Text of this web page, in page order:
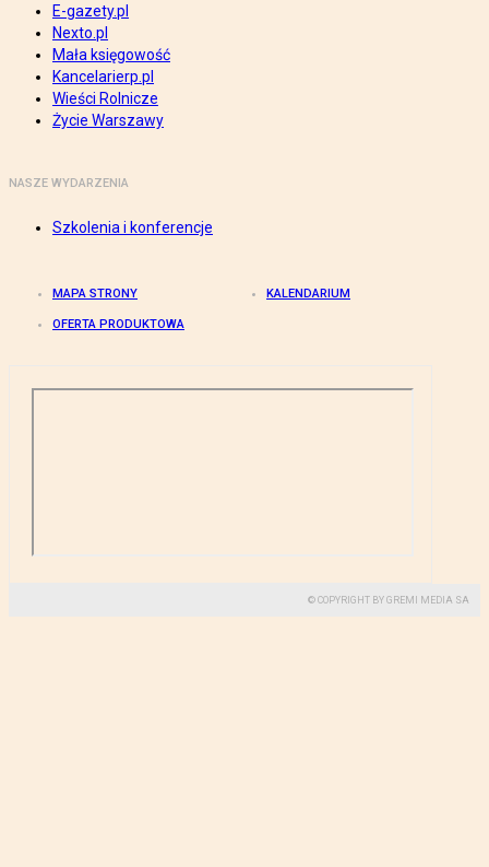
E-gazety.pl
Nexto.pl
Mała księgowość
Kancelarierp.pl
Wieści Rolnicze
Życie Warszawy
NASZE WYDARZENIA
Szkolenia i konferencje
MAPA STRONY KALENDARIUM
OFERTA PRODUKTOWA
© COPYRIGHT BY GREMI MEDIA SA